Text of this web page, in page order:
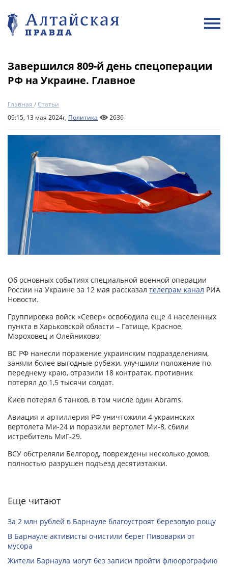
Завершился 809-й день спецоперации
РФ на Украине. Главное
Главная /Статьи
09:15, 13 мая 2024г, Политика 2636
Об основных событиях специальной военной операции
России на Украине за 12 мая рассказал телеграм канал РИА
Новости.
Группировка войск «Север» освободила еще 4 населенных
пункта в Харьковской области – Гатище, Красное,
Мороховец и Олейниково;
ВС РФ нанесли поражение украинским подразделениям,
заняли более выгодные рубежи, улучшили положение по
переднему краю, отразили 18 контратак, противник
потерял до 1,5 тысячи солдат.
Киев потерял 6 танков, в том числе один Abrams.
Авиация и артиллерия РФ уничтожили 4 украинских
вертолета Ми-24 и поразили вертолет Ми-8, сбили
истребитель МиГ-29.
ВСУ обстреляли Белгород, повреждены несколько домов,
полностью разрушен подъезд десятиэтажки.
Еще читают
За 2 млн рублей в Барнауле благоустроят березовую рощу
В Барнауле активисты очистили берег Пивоварки от
мусора
Жители Барнаула могут без записи пройти флюорографию